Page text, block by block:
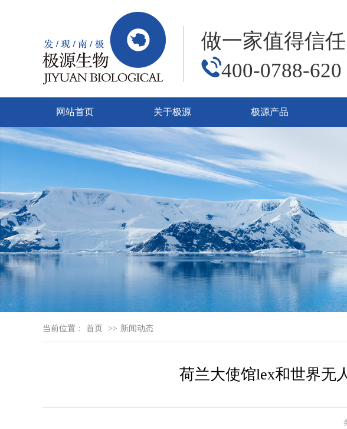
做一家值得信
400-0788-620
网站首页 关于极源 极源产品
当前位置： 首页 新闻动态
荷兰大使馆lex和世界无